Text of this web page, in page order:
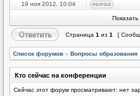
19 ноя 2012, 10:04
Страница 1 из 1 [
Список форумов » Вопросы образования
Кто сейчас на конференции
Сейчас этот форум просматривают: нет